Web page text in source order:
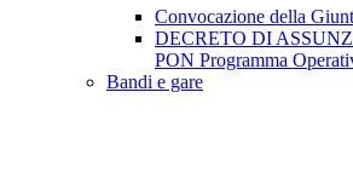
Convocazione della
DECRETO DI
PON Programma
Bandi e gare